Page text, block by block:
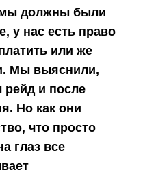
должны были
у нас есть право
или же
Мы выяснили,
рейд и после
Но как они
что просто
глаз все